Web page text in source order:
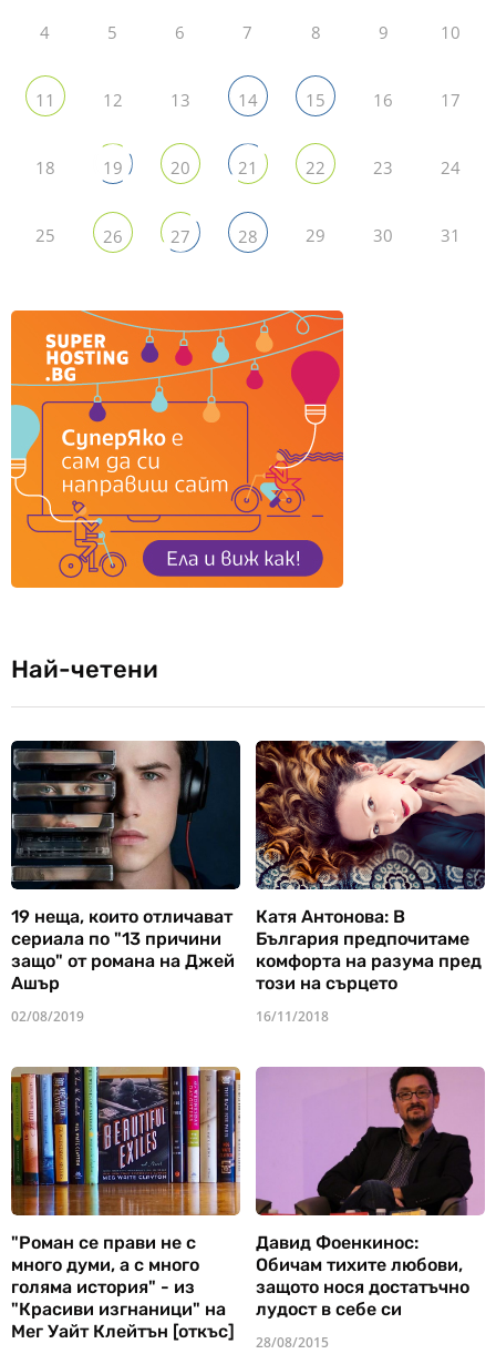
4 5 6 7 8 9 10
11 12 13 14 15 16 17
18 19 20 21 22 23 24
25 26 27 28 29 30 31
Най-четени
19 неща, които отличават
сериала по "13 причини
защо" от романа на Джей
Ашър
02/08/2019
Катя Антонова: В
България предпочитаме
комфорта на разума пред
този на сърцето
16/11/2018
"Роман се прави не с
много думи, а с много
голяма история" - из
"Красиви изгнаници" на
Мег Уайт Клейтън [откъс]
Давид Фоенкинос:
Обичам тихите любови,
защото нося достатъчно
лудост в себе си
28/08/2015